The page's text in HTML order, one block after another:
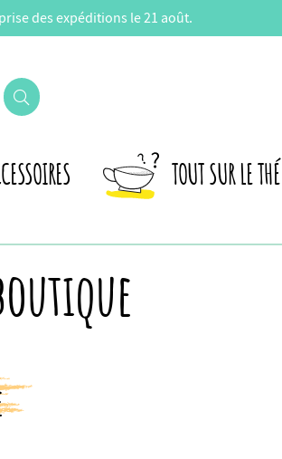
des expéditions le 21 août.
TOUT SUR LE THÉ